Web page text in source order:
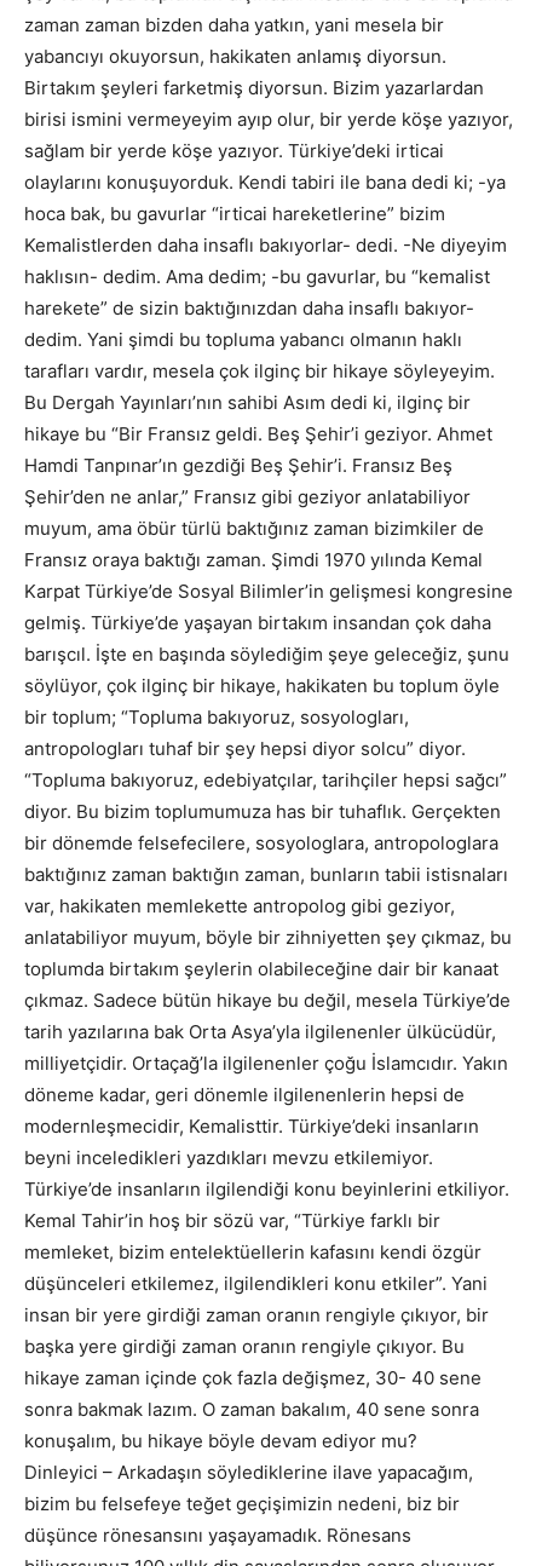
zaman zaman bizden daha yatkın, yani mesela bir
yabancıyı okuyorsun, hakikaten anlamış diyorsun.
Birtakım şeyleri farketmiş diyorsun. Bizim yazarlardan
birisi ismini vermeyeyim ayıp olur, bir yerde köşe yazıyor,
sağlam bir yerde köşe yazıyor. Türkiye’deki irticai
olaylarını konuşuyorduk. Kendi tabiri ile bana dedi ki; -ya
hoca bak, bu gavurlar “irticai hareketlerine” bizim
Kemalistlerden daha insaflı bakıyorlar- dedi. -Ne diyeyim
haklısın- dedim. Ama dedim; -bu gavurlar, bu “kemalist
harekete” de sizin baktığınızdan daha insaflı bakıyor-
dedim. Yani şimdi bu topluma yabancı olmanın haklı
tarafları vardır, mesela çok ilginç bir hikaye söyleyeyim.
Bu Dergah Yayınları’nın sahibi Asım dedi ki, ilginç bir
hikaye bu “Bir Fransız geldi. Beş Şehir’i geziyor. Ahmet
Hamdi Tanpınar’ın gezdiği Beş Şehir’i. Fransız Beş
Şehir’den ne anlar,” Fransız gibi geziyor anlatabiliyor
muyum, ama öbür türlü baktığınız zaman bizimkiler de
Fransız oraya baktığı zaman. Şimdi 1970 yılında Kemal
Karpat Türkiye’de Sosyal Bilimler’in gelişmesi kongresine
gelmiş. Türkiye’de yaşayan birtakım insandan çok daha
barışcıl. İşte en başında söylediğim şeye geleceğiz, şunu
söylüyor, çok ilginç bir hikaye, hakikaten bu toplum öyle
bir toplum; “Topluma bakıyoruz, sosyologları,
antropologları tuhaf bir şey hepsi diyor solcu” diyor.
“Topluma bakıyoruz, edebiyatçılar, tarihçiler hepsi sağcı”
diyor. Bu bizim toplumumuza has bir tuhaflık. Gerçekten
bir dönemde felsefecilere, sosyologlara, antropologlara
baktığınız zaman baktığın zaman, bunların tabii istisnaları
var, hakikaten memlekette antropolog gibi geziyor,
anlatabiliyor muyum, böyle bir zihniyetten şey çıkmaz, bu
toplumda birtakım şeylerin olabileceğine dair bir kanaat
çıkmaz. Sadece bütün hikaye bu değil, mesela Türkiye’de
tarih yazılarına bak Orta Asya’yla ilgilenenler ülkücüdür,
milliyetçidir. Ortaçağ’la ilgilenenler çoğu İslamcıdır. Yakın
döneme kadar, geri dönemle ilgilenenlerin hepsi de
modernleşmecidir, Kemalisttir. Türkiye’deki insanların
beyni inceledikleri yazdıkları mevzu etkilemiyor.
Türkiye’de insanların ilgilendiği konu beyinlerini etkiliyor.
Kemal Tahir’in hoş bir sözü var, “Türkiye farklı bir
memleket, bizim entelektüellerin kafasını kendi özgür
düşünceleri etkilemez, ilgilendikleri konu etkiler”. Yani
insan bir yere girdiği zaman oranın rengiyle çıkıyor, bir
başka yere girdiği zaman oranın rengiyle çıkıyor. Bu
hikaye zaman içinde çok fazla değişmez, 30- 40 sene
sonra bakmak lazım. O zaman bakalım, 40 sene sonra
konuşalım, bu hikaye böyle devam ediyor mu?
Dinleyici – Arkadaşın söylediklerine ilave yapacağım,
bizim bu felsefeye teğet geçişimizin nedeni, biz bir
düşünce rönesansını yaşayamadık. Rönesans